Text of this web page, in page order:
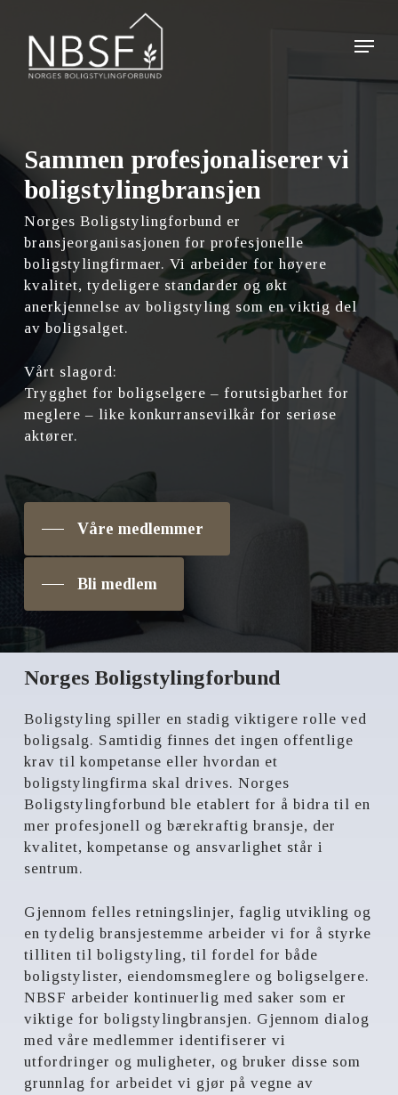
content
Menu
Sammen profesjonaliserer vi
boligstylingbransjen
Norges Boligstylingforbund er
bransjeorganisasjonen for profesjonelle
boligstylingfirmaer. Vi arbeider for høyere
kvalitet, tydeligere standarder og økt
anerkjennelse av boligstyling som en viktig del
av boligsalget.
Vårt slagord:
Trygghet for boligselgere – forutsigbarhet for
meglere – like konkurransevilkår for seriøse
aktører.
Våre medlemmer
Bli medlem
Norges Boligstylingforbund
Boligstyling spiller en stadig viktigere rolle ved
boligsalg. Samtidig finnes det ingen offentlige
krav til kompetanse eller hvordan et
boligstylingfirma skal drives. Norges
Boligstylingforbund ble etablert for å bidra til en
mer profesjonell og bærekraftig bransje, der
kvalitet, kompetanse og ansvarlighet står i
sentrum.
Gjennom felles retningslinjer, faglig utvikling og
en tydelig bransjestemme arbeider vi for å styrke
tilliten til boligstyling, til fordel for både
boligstylister, eiendomsmeglere og boligselgere.
NBSF arbeider kontinuerlig med saker som er
viktige for boligstylingbransjen. Gjennom dialog
med våre medlemmer identifiserer vi
utfordringer og muligheter, og bruker disse som
grunnlag for arbeidet vi gjør på vegne av
Close
Menu